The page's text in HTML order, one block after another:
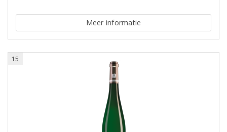
Meer informatie
15